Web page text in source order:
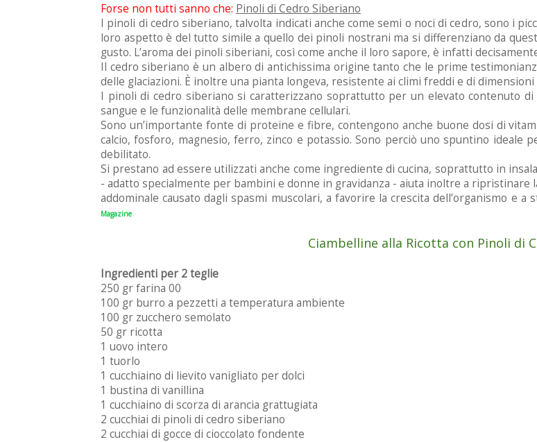
Forse non tutti sanno che: Pinoli di Cedro Siberiano
I pinoli di cedro siberiano, talvolta indicati anche come semi o noci di cedro, sono i
loro aspetto è del tutto simile a quello dei pinoli nostrani ma si differenziano da
gusto. L’aroma dei pinoli siberiani, così come anche il loro sapore, è infatti
Il cedro siberiano è un albero di antichissima origine tanto che le prime
delle glaciazioni. È inoltre una pianta longeva, resistente ai climi freddi e di
I pinoli di cedro siberiano si caratterizzano soprattutto per un elevato contenuto di
sangue e le funzionalità delle membrane cellulari.
Sono un’importante fonte di proteine e fibre, contengono anche buone dosi di
calcio, fosforo, magnesio, ferro, zinco e potassio. Sono perciò uno spuntino ideale
debilitato.
Si prestano ad essere utilizzati anche come ingrediente di cucina, soprattutto in
- adatto specialmente per bambini e donne in gravidanza - aiuta inoltre a
addominale causato dagli spasmi muscolari, a favorire la crescita dell’organismo e
Magazine
Ciambelline alla Ricotta con Pinoli di
Ingredienti per 2 teglie
250 gr farina 00
100 gr burro a pezzetti a temperatura ambiente
100 gr zucchero semolato
50 gr ricotta
1 uovo intero
1 tuorlo
1 cucchiaino di lievito vanigliato per dolci
1 bustina di vanillina
1 cucchiaino di scorza di arancia grattugiata
2 cucchiai di pinoli di cedro siberiano
2 cucchiai di gocce di cioccolato fondente